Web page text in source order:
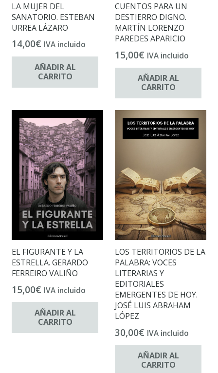
LA MUJER DEL
SANATORIO. ESTEBAN
URREA LÁZARO
14,00€ IVA incluido
AÑADIR AL
CARRITO
CUENTOS PARA UN
DESTIERRO DIGNO.
MARTÍN LORENZO
PAREDES APARICIO
15,00€ IVA incluido
AÑADIR AL
CARRITO
EL FIGURANTE Y LA
ESTRELLA. GERARDO
FERREIRO VALIÑO
15,00€ IVA incluido
AÑADIR AL
CARRITO
LOS TERRITORIOS DE LA
PALABRA: VOCES
LITERARIAS Y
EDITORIALES
EMERGENTES DE HOY.
JOSÉ LUIS ABRAHAM
LÓPEZ
30,00€ IVA incluido
AÑADIR AL
CARRITO